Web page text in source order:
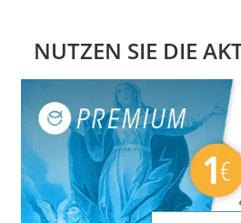
NUTZEN SIE DIE